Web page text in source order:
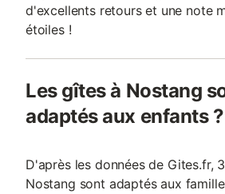
d'excellents retours et une note
étoiles !
Les gîtes à Nostang
adaptés aux enfants ?
D'après les données de Gites.fr,
Nostang sont adaptés aux